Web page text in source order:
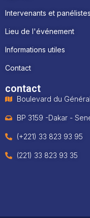
Intervenants et panélistes
Lieu de l'événement
Informations utiles
Contact
contact
Boulevard du
BP 3159 -Dakar -
(+221) 33 823 93 95
(221) 33 823 93 35